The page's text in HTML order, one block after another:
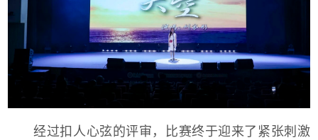
经过扣人心弦的评审，比赛终于迎来了紧张刺激